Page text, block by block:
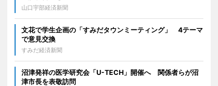
山口宇部経済新聞
文花で学生企画の「すみだタウンミーティング」 4テーマ
で意見交換
すみだ経済新聞
沼津発祥の医学研究会「U-TECH」開催へ 関係者らが沼
津市長を表敬訪問